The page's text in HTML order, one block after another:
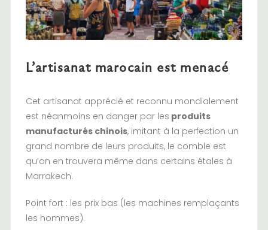
L’artisanat marocain est menacé
Cet artisanat apprécié et reconnu mondialement
est néanmoins en danger par les produits
manufacturés chinois, imitant à la perfection un
grand nombre de leurs produits, le comble est
qu’on en trouvera même dans certains étales à
Marrakech.
Point fort : les prix bas (les machines remplaçants
les hommes).